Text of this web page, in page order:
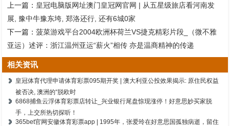
上一篇： 皇冠电脑版网址澳门皇冠网官网 | 从五星级旅店看河南发
展, 豫中牛豫东垮, 郑洛还行, 还有6城0家
下一篇：菠菜游戏平台2004欧洲杯荷兰VS捷克精彩片段_（微不雅
亚运）述评：浙江温州亚运“薪火”相传 亦是温商精神的传递
相关资讯
皇冠体育代理申请体育彩票095期开奖 | 澳大利亚公投效果揭示: 原住民权益
被否决, 澳洲的“脱欧时
6868捕鱼云浮体育彩票店转让_兴业银行尾盘惊现涨停！好意思妙买家脱
手，上交所热切探听！
365bet官网安徽体育彩票app | 1995年，张爱玲在好意思国孤独病逝，留住